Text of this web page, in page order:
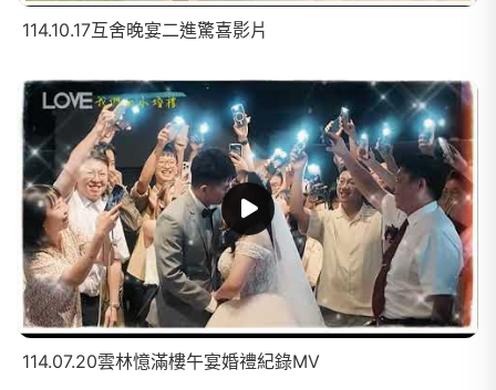
114.10.17互舍晚宴二進驚喜影片
114.07.20雲林憶滿樓午宴婚禮紀錄MV